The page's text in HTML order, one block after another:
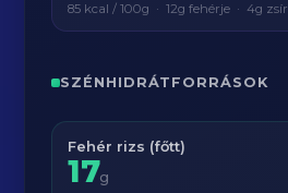
85 kcal / 100g · 12g fehérje · 4g zsír
SZÉNHIDRÁTFORRÁSOK
Fehér rizs (főtt)
17g